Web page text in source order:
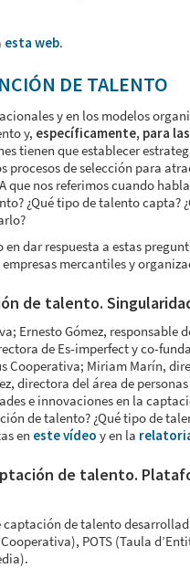
esta web.
DE TALENTO
y en los modelos
y, específicamente, para
tienen que establecer
procesos de selección para
que nos referimos cuando
¿Qué tipo de talento capta?
dar respuesta a estas
mercantiles y
de talento.
Ernesto Gómez, responsable
de Es-imperfect y co-
Cooperativa; Miriam Marín,
directora del área de
e innovaciones en la
de talento? ¿Qué tipo de
en este vídeo y en la
de talento.
de talento
POTS (Taula